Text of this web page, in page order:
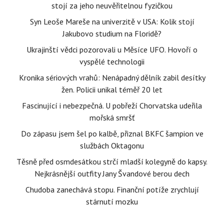
stojí za jeho neuvěřitelnou fyzičkou
Syn Leoše Mareše na univerzitě v USA: Kolik stojí
Jakubovo studium na Floridě?
Ukrajinští vědci pozorovali u Měsíce UFO. Hovoří o
vyspělé technologii
Kronika sériových vrahů: Nenápadný dělník zabil desítky
žen. Policii unikal téměř 20 let
Fascinující i nebezpečná. U pobřeží Chorvatska udeřila
mořská smršť
Do zápasu jsem šel po kalbě, přiznal BKFC šampion ve
službách Oktagonu
Těsně před osmdesátkou strčí mladší kolegyně do kapsy.
Nejkrásnější outfity Jany Švandové berou dech
Chudoba zanechává stopu. Finanční potíže zrychlují
stárnutí mozku